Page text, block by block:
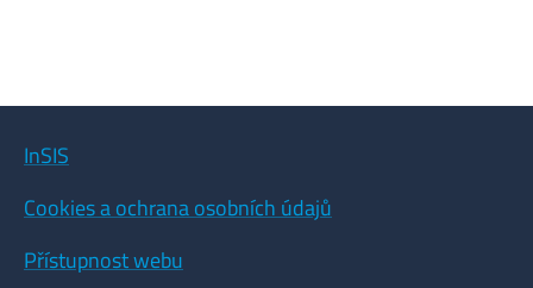
InSIS
Cookies a ochrana osobních údajů
Přístupnost webu